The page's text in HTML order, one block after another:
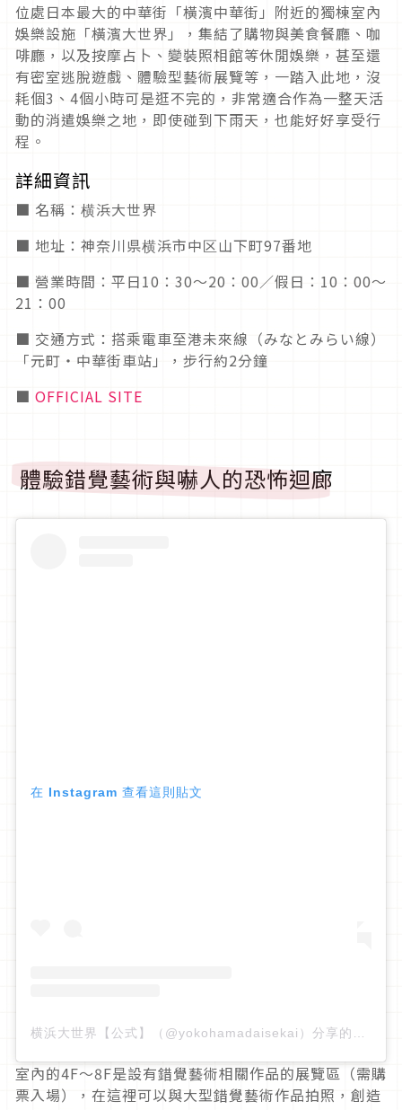
位處日本最大的中華街「橫濱中華街」附近的獨棟室內
娛樂設施「橫濱大世界」，集結了購物與美食餐廳、咖
啡廳，以及按摩占卜、變裝照相館等休閒娛樂，甚至還
有密室逃脫遊戲、體驗型藝術展覽等，一踏入此地，沒
耗個3、4個小時可是逛不完的，非常適合作為一整天活
動的消遣娛樂之地，即使碰到下雨天，也能好好享受行
程。
詳細資訊
■ 名稱：横浜大世界
■ 地址：神奈川県横浜市中区山下町97番地
■ 營業時間：平日10：30～20：00／假日：10：00～
21：00
■ 交通方式：搭乘電車至港未來線（みなとみらい線）
「元町・中華街車站」，步行約2分鐘
■ OFFICIAL SITE
體驗錯覺藝術與嚇人的恐怖迴廊
在 Instagram 查看這則貼文
室內的4F～8F是設有錯覺藝術相關作品的展覽區（需購
票入場），在這裡可以與大型錯覺藝術作品拍照，創造